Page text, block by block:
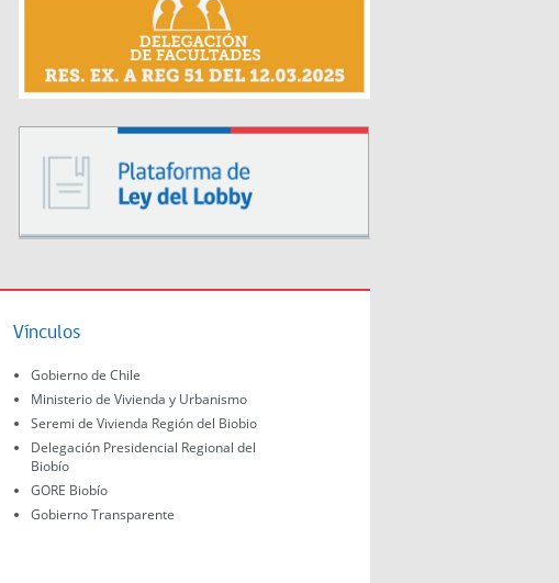
Vínculos
Gobierno de Chile
Ministerio de Vivienda y Urbanismo
Seremi de Vivienda Región del Biobio
Delegación Presidencial Regional del
Biobío
GORE Biobío
Gobierno Transparente